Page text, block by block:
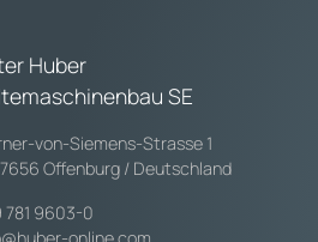
Huber
SE
von-Siemens-Strasse 1
Offenburg / Deutschland
781 9603-0